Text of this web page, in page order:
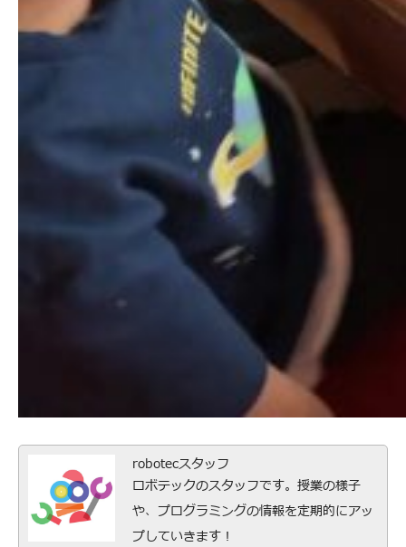
robotecスタッフ
ロボテックのスタッフです。授業の様子
や、プログラミングの情報を定期的にアッ
プしていきます！